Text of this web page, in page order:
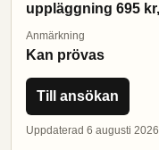
uppläggning 695
Anmärkning
Kan prövas
Till ansökan
Uppdaterad 6 augusti 2026